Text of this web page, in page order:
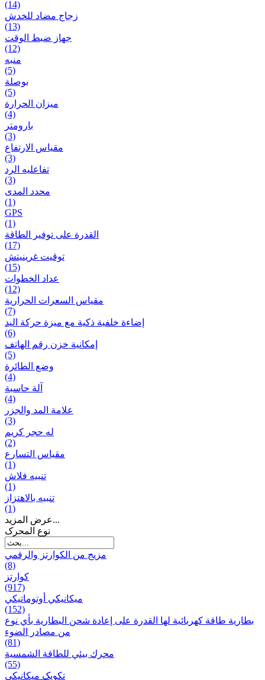
(14)
زجاج مضاد للخدش
(13)
جهاز ضبط الوقت
(12)
منبه
(5)
بوصلة
(5)
ميزان الحرارة
(4)
بارومتر
(3)
مقياس الارتفاع
(3)
تفاعلیه الرد
(3)
محدد المدى
(1)
GPS
(1)
القدرة على توفير الطاقة
(17)
توقيت غرينيتش
(15)
عداد الخطوات
(12)
مقیاس السعرات الحرارية
(7)
إضاءة خلفية ذكية مع ميزة حرکة اليد
(6)
إمكانية خزن رقم الهاتف
(5)
وضع الطائرة
(4)
آلة حاسبة
(4)
علامة المد والجزر
(3)
له حجر كريم
(2)
مقياس التسارع
(1)
تنبيه فلاش
(1)
تنبيه بالاهتزاز
(1)
عرض المزيد...
نوع المحرک
مزيج من الكوارتز والرقمي
(8)
كوارتز
(917)
ميكانيكي أوتوماتيكي
(152)
بطارية طاقة كهربائية لها القدرة على إعادة شحن البطارية بأي نوع
من مصادر الضوء
(81)
محرك بيئي للطاقة الشمسية
(55)
تکویک ميكانيكي